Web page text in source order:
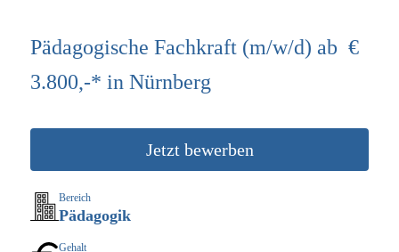
Pädagogische Fachkraft (m/w/d) ab €
3.800,-* in Nürnberg
Jetzt bewerben
Bereich
Pädagogik
Gehalt